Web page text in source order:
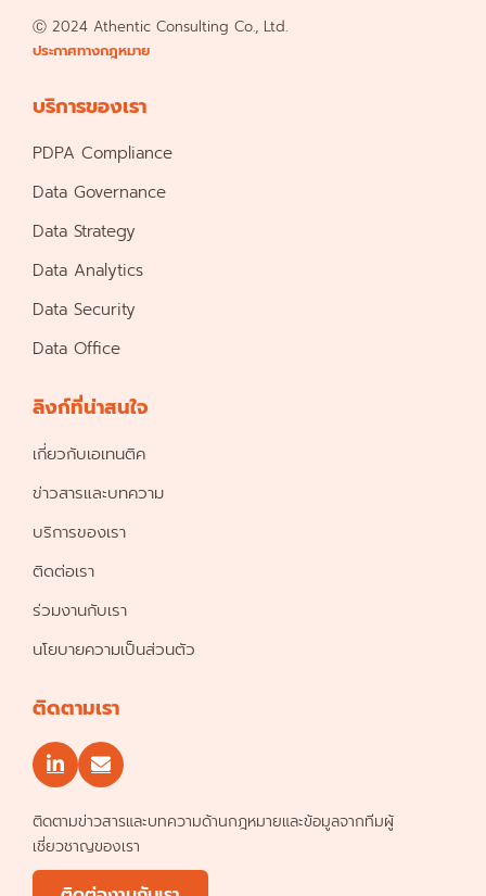
Ⓒ 2024 Athentic Consulting Co., Ltd.
ประกาศทางกฎหมาย
บริการของเรา
PDPA Compliance
Data Governance
Data Strategy
Data Analytics
Data Security
Data Office
ลิงก์ที่น่าสนใจ
เกี่ยวกับเอเทนติค
ข่าวสารและบทความ
บริการของเรา
ติดต่อเรา
ร่วมงานกับเรา
นโยบายความเป็นส่วนตัว
ติดตามเรา
ติดตามข่าวสารและบทความด้านกฎหมายและข้อมูลจากทีมผู้
เชี่ยวชาญของเรา